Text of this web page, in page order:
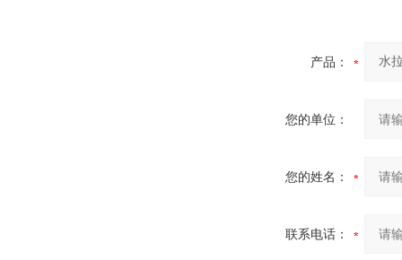
产品：
您的单位：
您的姓名：
联系电话：